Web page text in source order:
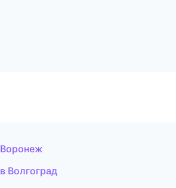
Волгоград